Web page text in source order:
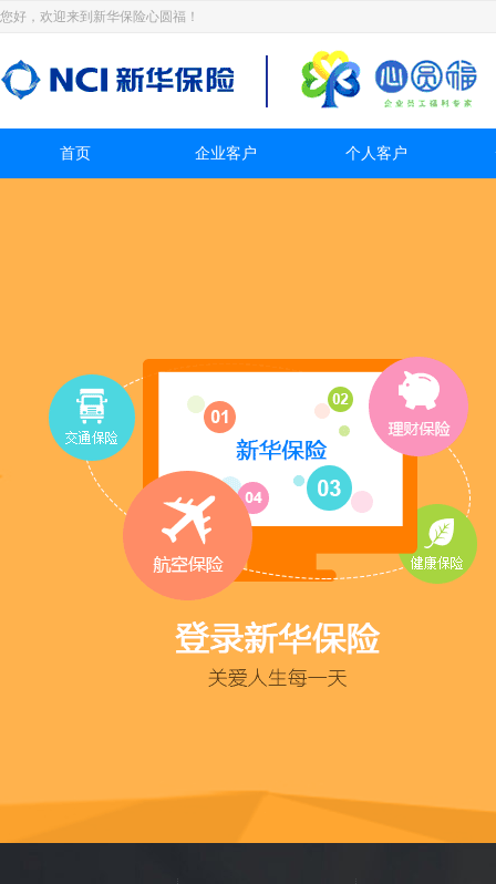
您好，欢迎来到新华保险心圆福！
首页 企业客户 个人客户